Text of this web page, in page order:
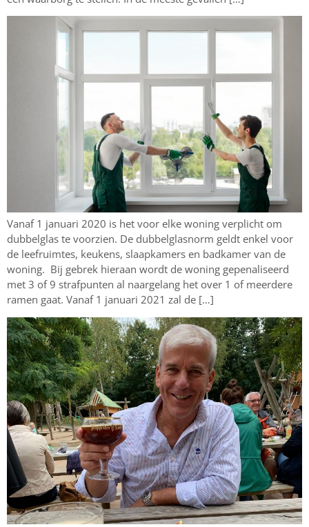
Vanaf 1 januari 2020 is het voor elke woning verplicht om
dubbelglas te voorzien. De dubbelglasnorm geldt enkel voor
de leefruimtes, keukens, slaapkamers en badkamer van de
woning. Bij gebrek hieraan wordt de woning gepenaliseerd
met 3 of 9 strafpunten al naargelang het over 1 of meerdere
ramen gaat. Vanaf 1 januari 2021 zal de […]